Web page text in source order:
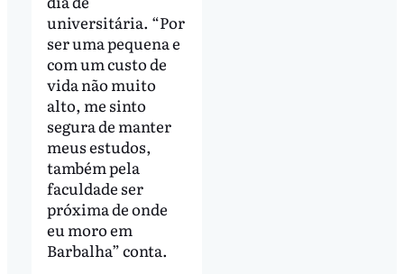
universitária. “Por
ser uma pequena e
com um custo de
vida não muito
alto, me sinto
segura de manter
meus estudos,
também pela
faculdade ser
próxima de onde
eu moro em
Barbalha” conta.